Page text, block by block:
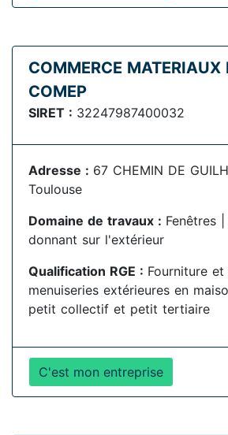
COMMERCE MATERIAUX
COMEP
SIRET : 32247987400032
Adresse : 67 CHEMIN DE
Toulouse
Domaine de travaux : Fenêtres
donnant sur l'extérieur
Qualification RGE : Fourniture
menuiseries extérieures en
petit collectif et petit tertiaire
C'est mon entreprise